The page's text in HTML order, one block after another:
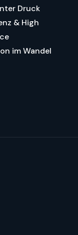
Druck
& High
im Wandel